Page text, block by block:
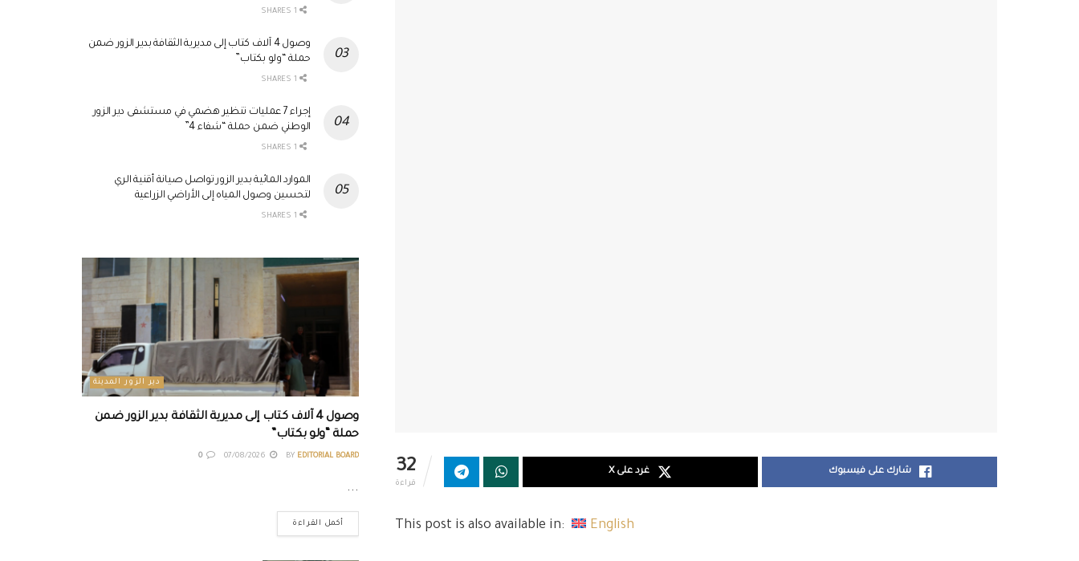
32
قراءة
شارك على فيسبوك غرد على X
This post is also available in: English
وصول 4 آلاف كتاب إلى مديرية الثقافة بدير الزور ضمن
حملة “ولو بكتاب”
إجراء 7 عمليات تنظير هضمي في مستشفى دير الزور
الوطني ضمن حملة “شفاء 4”
الموارد المائية بدير الزور تواصل صيانة أقنية الري
لتحسين وصول المياه إلى الأراضي الزراعية
دير الزور المدينة
وصول 4 آلاف كتاب إلى مديرية الثقافة بدير الزور ضمن
حملة “ولو بكتاب”
BY EDITORIAL BOARD
0
...
أكمل القراءة